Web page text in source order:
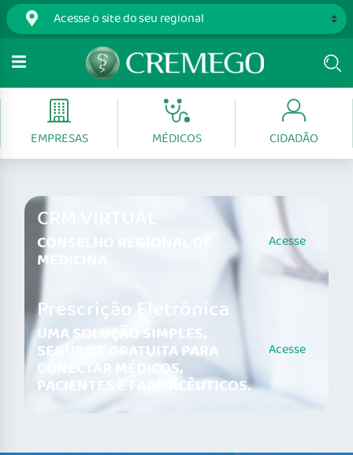
EMPRESAS MÉDICOS CIDADÃO
CRM VIRTUAL
CONSELHO REGIONAL DE
MEDICINA
Acesse
Prescrição Eletrônica
UMA SOLUÇÃO SIMPLES,
SEGURA E GRATUITA PARA
CONECTAR MÉDICOS,
PACIENTES E FARMACÊUTICOS.
Acesse